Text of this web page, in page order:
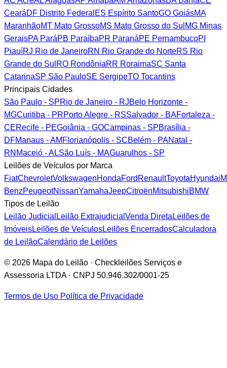
CearáDF Distrito Federal ES Espírito SantoGO GoiásMA
MaranhãoMT Mato GrossoMS Mato Grosso do Sul MG Minas
GeraisPAParáPB ParaíbaPR ParanáPE PernambucoPI
PiauíRJ Rio de JaneiroRN Rio Grande do NorteRS Rio
Grande do Sul RO RondôniaRR RoraimaSC Santa
CatarinaSP São PauloSE SergipeTO Tocantins
Principais Cidades
São Paulo - SPRio de Janeiro - RJBelo Horizonte -
MGCuritiba - PRPorto Alegre - RSSalvador - BAFortaleza -
CERecife - PEGoiânia - GOCampinas - SPBrasília -
DFManaus - AM Florianópolis - SCBelém - PANatal -
RN Maceió - ALSão Luís - MAGuarulhos - SP
Leilões de Veículos por Marca
FiatChevroletVolkswagenHondaFord RenaultToyotaHyundai
BenzPeugeotNissanYamahaJeepCitroënMitsubishiBMW
Tipos de Leilão
Leilão Judicial Leilão Extrajudicial Venda Direta Leilões de
ImóveisLeilões de VeículosLeilões EncerradosCalculadora
de LeilãoCalendário de Leilões
© 2026 Mapa do Leilão · Checkleilões Serviços e
Assessoria LTDA · CNPJ 50.946.302/0001-25
Termos de Uso Política de Privacidade